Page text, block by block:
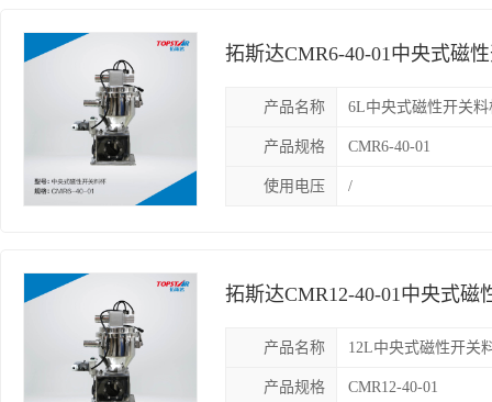
拓斯达CMR6-40-01中央式磁
中央供料料杯
产品名称 6L中央式磁性开关料
产品规格 CMR6-40-01
使用电压 /
拓斯达CMR12-40-01中央式
杯，集中供料料斗
产品名称 12L中央式磁性开关
产品规格 CMR12-40-01